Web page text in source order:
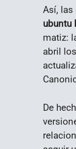
Así, las
ubuntu
matiz:
abril
De